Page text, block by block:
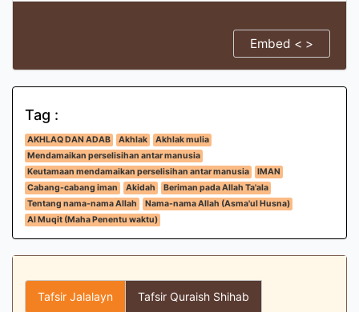
Embed < >
Tag :
AKHLAQ DAN ADAB Akhlak
Akhlak mulia
Mendamaikan perselisihan antar manusia
Keutamaan mendamaikan perselisihan antar manusia
IMAN
Cabang-cabang iman
Akidah
Beriman pada Allah Ta'ala
Tentang nama-nama Allah
Nama-nama Allah (Asma'ul Husna)
Al Muqit (Maha Penentu waktu)
Tafsir Jalalayn Tafsir Quraish Shihab